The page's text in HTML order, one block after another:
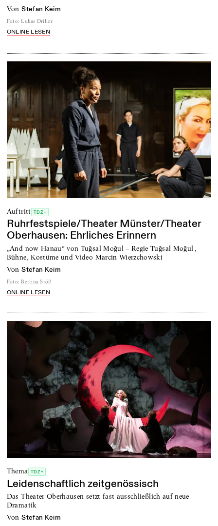
von Stefan Keim
Foto: Lukas Driller
ONLINE LESEN
Auftritt TDZ+
Ruhrfestspiele/Theater Münster/Theater
Oberhausen: Ehrliches Erinnern
„And now Hanau“ von Tuğsal Moğul – Regie Tuğsal Moğul ,
Bühne, Kostüme und Video Marcin Wierzchowski
von Stefan Keim
Foto: Bettina Stöß
ONLINE LESEN
Thema TDZ+
Leidenschaftlich zeitgenössisch
Das Theater Oberhausen setzt fast ausschließlich auf neue
Dramatik
von Stefan Keim